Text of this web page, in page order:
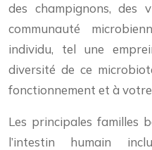
des champignons, des
communauté
individu, tel une
diversité de ce
fonctionnement et à
Les principales familles
l’intestin humain